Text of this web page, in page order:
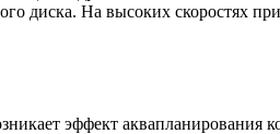
диска. На высоких скоростях
эффект аквапланирования